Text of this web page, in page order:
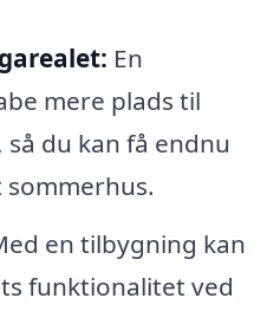
En
mere plads til
du kan få endnu
en tilbygning kan
funktionalitet ved